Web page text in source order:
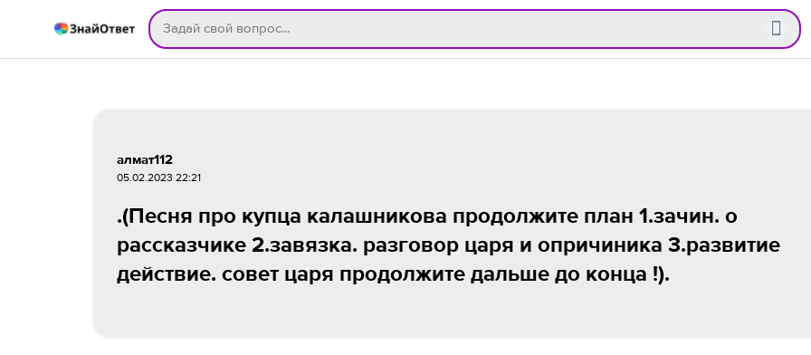
алмат112
05.02.2023 22:21
.(Песня про купца калашникова продолжите план 1.зачин. о
рассказчике 2.завязка. разговор царя и опричиника 3.развитие
действие. совет царя продолжите дальше до конца !).